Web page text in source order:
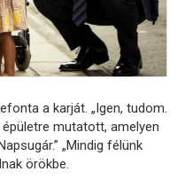
a karját. „Igen, tudom.
épületre mutatott, amelyen
„Mindig félünk
örökbe.